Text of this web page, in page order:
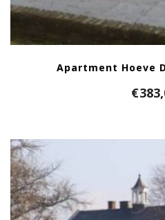
Apartment Hoeve
€